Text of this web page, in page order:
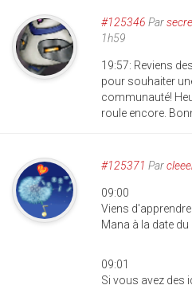
#125346 Par
1h59
19:57: Reviens
pour souhaiter
communauté!
roule encore.
#125371 Par
09:00
Viens
Mana à la date
09:01
Si vous avez des